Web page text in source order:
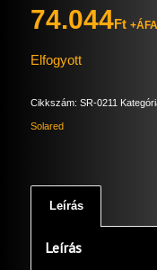
74.044Ft
Elfogyott
Cikkszám: SR-0211
Solared
Leírás
Leírás